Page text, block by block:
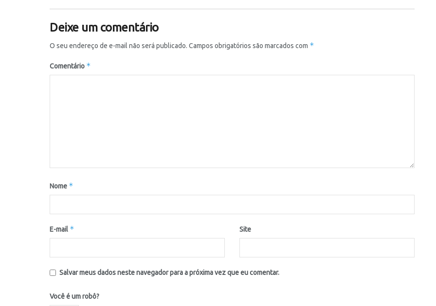
Deixe um comentário
O seu endereço de e-mail não será publicado. Campos obrigatórios são marcados com *
Comentário *
Nome *
E-mail * Site
Salvar meus dados neste navegador para a próxima vez que eu comentar.
Você é um robô?